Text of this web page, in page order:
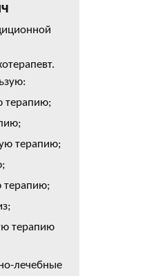
терапию;
терапию;
терапию;
терапию
лечебные